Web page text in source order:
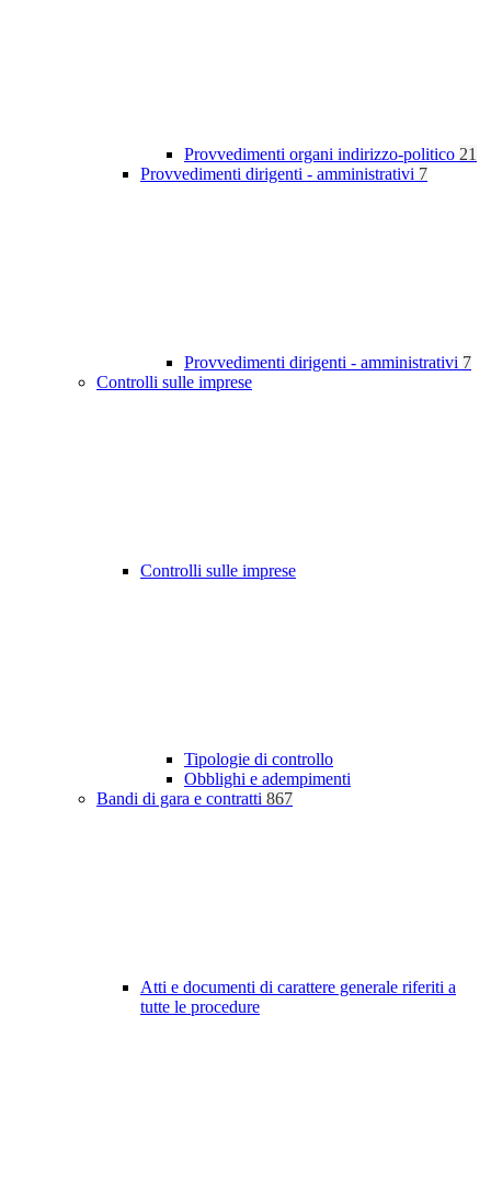
Provvedimenti organi indirizzo-politico 21
Provvedimenti dirigenti - amministrativi 7
Provvedimenti dirigenti - amministrativi 7
Controlli sulle imprese
Controlli sulle imprese
Tipologie di controllo
Obblighi e adempimenti
Bandi di gara e contratti 867
Atti e documenti di carattere generale riferiti a
tutte le procedure